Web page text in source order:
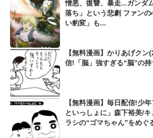
憎悪、復讐、暴走...ガンダ
落ち」という悲劇 ファン
い豹変」も...
【無料漫画】かりあげク
信!「脳」強すぎる“脳”の
【無料漫画】毎日配信!少
といっしょに」森下裕美/
ラシの“ゴマちゃん”をめぐ